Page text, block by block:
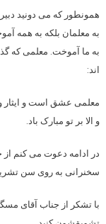
همونطور که می دونید
به معلمان بلکه به همه
به ما آموخت. معلمی که
اند:
معلمی عشق است و ایثار
و الا بر تو مبارک باد.
در ادامه دعوت می کنم
سخنرانی به روی سن
با تشکر از جناب آقای